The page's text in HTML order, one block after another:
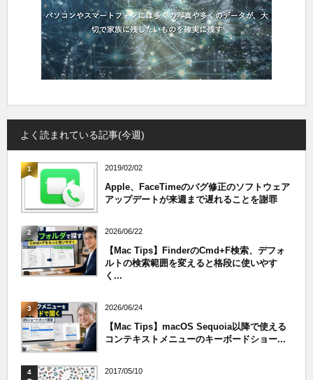
よく読まれている記事(今週)
1 2019/02/02
Apple、FaceTimeのバグ修正のソフトウェア
アップデートが来週まで遅れることを謝罪
2 2026/06/22
【Mac Tips】FinderのCmd+F検索、デフォ
ルトの検索範囲を変えると格段に使いやす
く...
3 2026/06/24
【Mac Tips】macOS Sequoia以降で使える
コンテキストメニューのキーボードショー...
4 2017/05/10